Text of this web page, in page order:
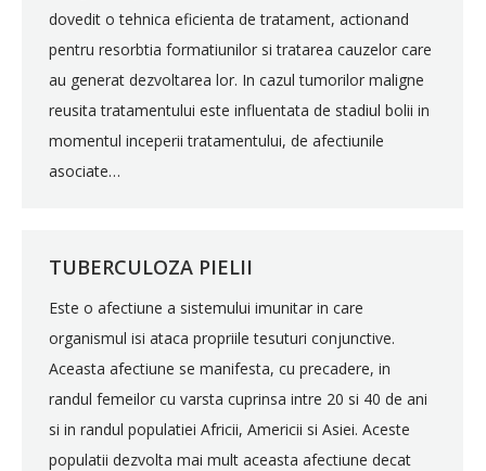
dovedit o tehnica eficienta de tratament, actionand
pentru resorbtia formatiunilor si tratarea cauzelor care
au generat dezvoltarea lor. In cazul tumorilor maligne
reusita tratamentului este influentata de stadiul bolii in
momentul inceperii tratamentului, de afectiunile
asociate…
TUBERCULOZA PIELII
Este o afectiune a sistemului imunitar in care
organismul isi ataca propriile tesuturi conjunctive.
Aceasta afectiune se manifesta, cu precadere, in
randul femeilor cu varsta cuprinsa intre 20 si 40 de ani
si in randul populatiei Africii, Americii si Asiei. Aceste
populatii dezvolta mai mult aceasta afectiune decat